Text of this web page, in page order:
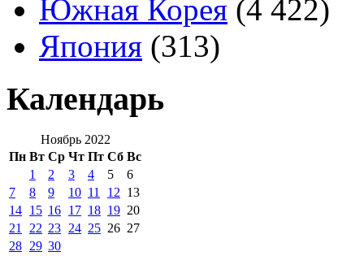
Южная Корея (4 422)
Япония (313)
Календарь
Ноябрь 2022
Пн Вт Ср Чт Пт Сб Вс
1 2 3 4 5
6
7
8 9 10 11 12 13
14 15 16 17 18 19 20
21
22 23 24 25 26 27
28 29 30